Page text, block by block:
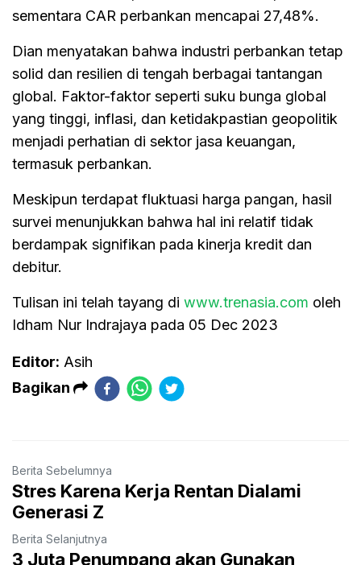
sementara CAR perbankan mencapai 27,48%.
Dian menyatakan bahwa industri perbankan tetap
solid dan resilien di tengah berbagai tantangan
global. Faktor-faktor seperti suku bunga global
yang tinggi, inflasi, dan ketidakpastian geopolitik
menjadi perhatian di sektor jasa keuangan,
termasuk perbankan.
Meskipun terdapat fluktuasi harga pangan, hasil
survei menunjukkan bahwa hal ini relatif tidak
berdampak signifikan pada kinerja kredit dan
debitur.
Tulisan ini telah tayang di www.trenasia.com oleh
Idham Nur Indrajaya pada 05 Dec 2023
Editor: Asih
Bagikan
Berita Sebelumnya
Stres Karena Kerja Rentan Dialami
Generasi Z
Berita Selanjutnya
3 Juta Penumpang akan Gunakan